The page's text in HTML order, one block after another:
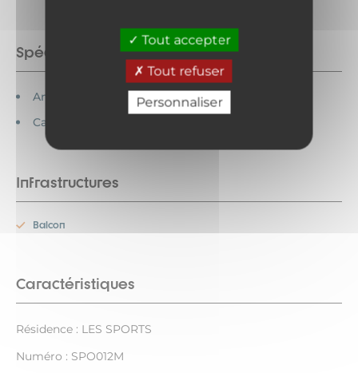
Tout accepter
Tout refuser
Personnaliser
Spécificités
Animaux interdits
Cartes bancaires acceptées
Infrastructures
Balcon
Caractéristiques
Résidence : LES SPORTS
Numéro : SPO012M